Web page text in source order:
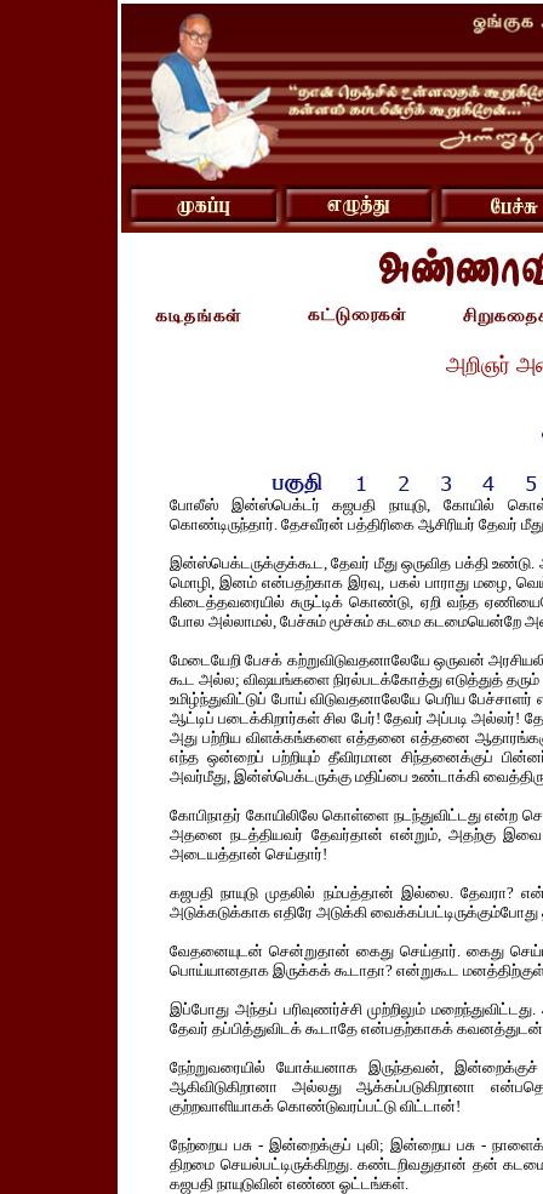
அறிஞர்
போலீஸ் இன்ஸ்பெக்டர் கஜபதி நாயுடு, கோயில்
கொண்டிருந்தார். தேசவீரன் பத்திரிகை ஆசிரியர் தேவர்
இன்ஸ்பெக்டருக்குக்கூட, தேவர் மீது ஒருவித பக்தி
மொழி, இனம் என்பதற்காக இரவு, பகல் பாராது மழை,
கிடைத்தவரையில் சுருட்டிக் கொண்டு, ஏறி வந்த
போல அல்லாமல், பேச்சும் மூச்சும் கடமை கடமையென்றே
மேடையேறி பேசக் கற்றுவிடுவதனாலேயே ஒருவன்
கூட அல்ல; விஷயங்களை நிரல்படக்கோத்து எடுத்துத்
உமிழ்ந்துவிட்டுப் போய் விடுவதனாலேயே பெரிய
ஆட்டிப் படைக்கிறார்கள் சில பேர்! தேவர் அப்படி அல்லர்!
அது பற்றிய விளக்கங்களை எத்தனை எத்தனை
எந்த ஒன்றைப் பற்றியும் தீவிரமான சிந்தனைக்குப்
அவர்மீது, இன்ஸ்பெக்டருக்கு மதிப்பை உண்டாக்கி
கோபிநாதர் கோயிலிலே கொள்ளை நடந்துவிட்டது என்ற
அதனை நடத்தியவர் தேவர்தான் என்றும், அதற்கு
அடையத்தான் செய்தார்!
கஜபதி நாயுடு முதலில் நம்பத்தான் இல்லை. தேவரா?
அடுக்கடுக்காக எதிரே அடுக்கி
வேதனையுடன் சென்றுதான் கைது செய்தார். கைது
பொய்யானதாக இருக்கக் கூடாதா? என்றுகூட
இப்போது அந்தப் பரிவுணர்ச்சி முற்றிலும்
தேவர் தப்பித்துவிடக் கூடாதே என்பதற்காகக்
நேற்றுவரையில் யோக்யனாக இருந்தவன், இன்றைக்குச்
ஆகிவிடுகிறானா அல்லது ஆக்கப்படுகிறானா
குற்றவாளியாகக் கொண்டுவரப்பட்டு விட்டான்!
நேற்றைய பசு - இன்றைக்குப் புலி; இன்றைய பசு -
திறமை செயல்பட்டிருக்கிறது. கண்டறிவதுதான் தன்
கஜபதி நாயுடுவின் எண்ண ஓட்டங்கள்.